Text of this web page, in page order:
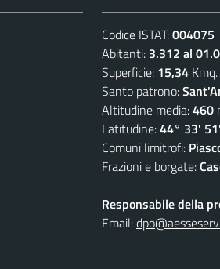
Codice ISTAT:004075
Abitanti: 3.312 al
Superficie: 15,34
Santo patrono:
Altitudine media:460
Latitudine:44° 33'
Comuni limitrofi:
Frazioni e borgate:
Responsabile della
Email: